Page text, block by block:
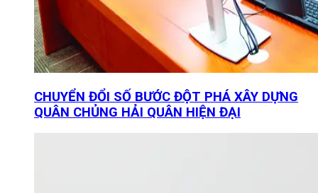
CHUYỂN ĐỔI SỐ BƯỚC ĐỘT PHÁ XÂY DỰNG
QUÂN CHỦNG HẢI QUÂN HIỆN ĐẠI